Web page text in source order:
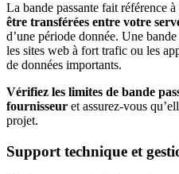
La bande passante fait référence à
être transférées entre votre
d’une période donnée. Une
les sites web à fort trafic ou les
de données importants.
Vérifiez les limites de bande
fournisseur et assurez-vous
projet.
Support technique et